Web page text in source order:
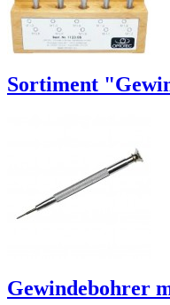
Sortiment
Gewindebohrer